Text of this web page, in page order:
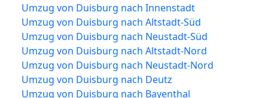
Umzug von Duisburg nach Innenstadt
Umzug von Duisburg nach Altstadt-Süd
Umzug von Duisburg nach Neustadt-Süd
Umzug von Duisburg nach Altstadt-Nord
Umzug von Duisburg nach Neustadt-Nord
Umzug von Duisburg nach Deutz
Umzug von Duisburg nach Bayenthal